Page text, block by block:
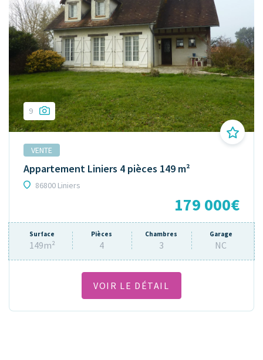
9
VENTE
Appartement Liniers 4 pièces 149 m²
86800 Liniers
179 000€
Surface
149m²
Pièces
4
Chambres
3
Garage
NC
VOIR LE DÉTAIL